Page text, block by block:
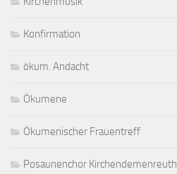
Konfirmation
ökum. Andacht
Ökumene
Ökumenischer Frauentreff
Posaunenchor Kirchendemenreuth